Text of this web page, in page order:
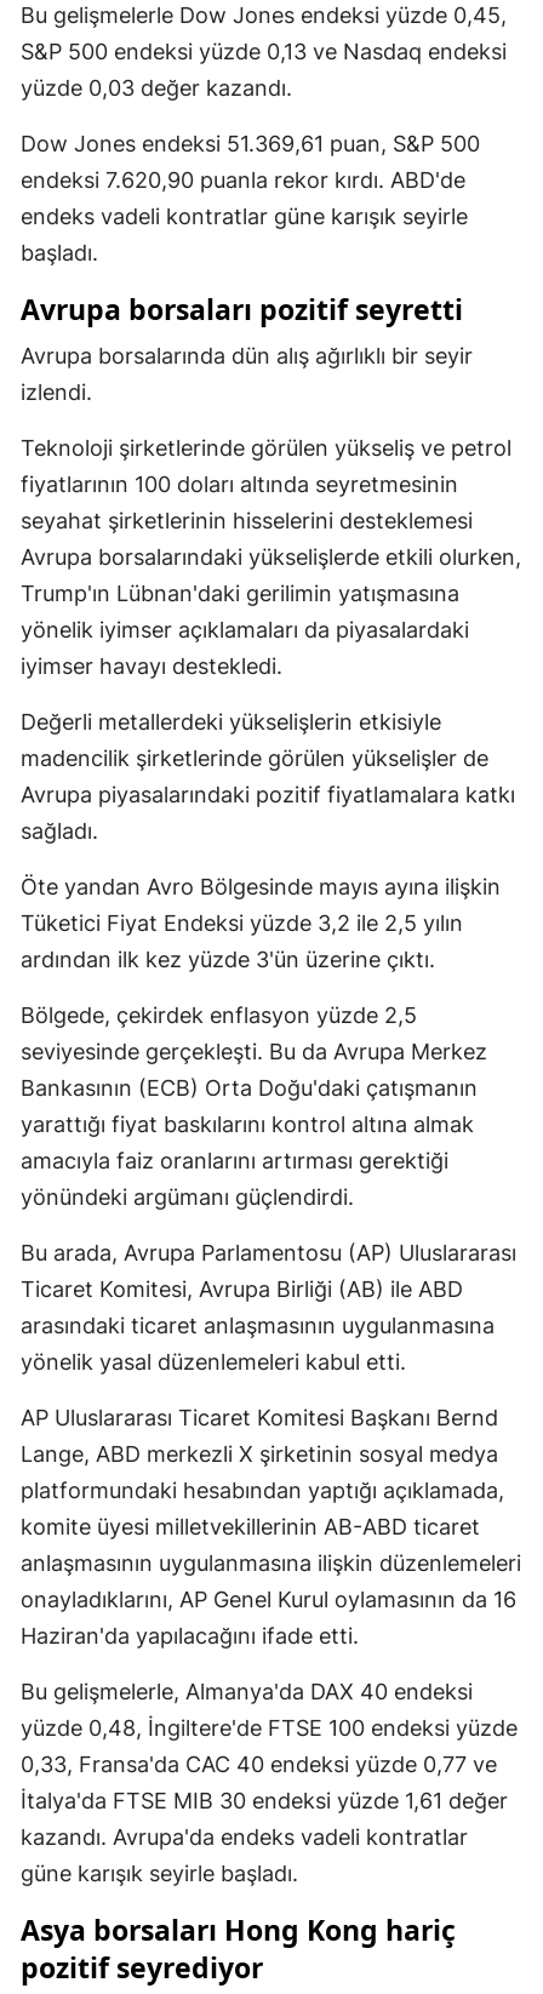
Yozgat
Aksaray
Bayburt
Batman
Bartın
Ardahan
Yalova
Karabük
Osmaniye
Düzce
Bu gelişmelerle Dow Jones endeksi yüzde 0,45,
S&P 500 endeksi yüzde 0,13 ve Nasdaq endeksi
yüzde 0,03 değer kazandı.
Dow Jones endeksi 51.369,61 puan, S&P 500
endeksi 7.620,90 puanla rekor kırdı. ABD'de
endeks vadeli kontratlar güne karışık seyirle
başladı.
Avrupa borsaları pozitif seyretti
Avrupa borsalarında dün alış ağırlıklı bir seyir
izlendi.
Teknoloji şirketlerinde görülen yükseliş ve petrol
fiyatlarının 100 doları altında seyretmesinin
seyahat şirketlerinin hisselerini desteklemesi
Avrupa borsalarındaki yükselişlerde etkili olurken,
Trump'ın Lübnan'daki gerilimin yatışmasına
yönelik iyimser açıklamaları da piyasalardaki
iyimser havayı destekledi.
Değerli metallerdeki yükselişlerin etkisiyle
madencilik şirketlerinde görülen yükselişler de
Avrupa piyasalarındaki pozitif fiyatlamalara katkı
sağladı.
Öte yandan Avro Bölgesinde mayıs ayına ilişkin
Tüketici Fiyat Endeksi yüzde 3,2 ile 2,5 yılın
ardından ilk kez yüzde 3'ün üzerine çıktı.
Bölgede, çekirdek enflasyon yüzde 2,5
seviyesinde gerçekleşti. Bu da Avrupa Merkez
Bankasının (ECB) Orta Doğu'daki çatışmanın
yarattığı fiyat baskılarını kontrol altına almak
amacıyla faiz oranlarını artırması gerektiği
yönündeki argümanı güçlendirdi.
Bu arada, Avrupa Parlamentosu (AP) Uluslararası
Ticaret Komitesi, Avrupa Birliği (AB) ile ABD
arasındaki ticaret anlaşmasının uygulanmasına
yönelik yasal düzenlemeleri kabul etti.
AP Uluslararası Ticaret Komitesi Başkanı Bernd
Lange, ABD merkezli X şirketinin sosyal medya
platformundaki hesabından yaptığı açıklamada,
komite üyesi milletvekillerinin AB-ABD ticaret
anlaşmasının uygulanmasına ilişkin düzenlemeleri
onayladıklarını, AP Genel Kurul oylamasının da 16
Haziran'da yapılacağını ifade etti.
Bu gelişmelerle, Almanya'da DAX 40 endeksi
yüzde 0,48, İngiltere'de FTSE 100 endeksi yüzde
0,33, Fransa'da CAC 40 endeksi yüzde 0,77 ve
İtalya'da FTSE MIB 30 endeksi yüzde 1,61 değer
kazandı. Avrupa'da endeks vadeli kontratlar
güne karışık seyirle başladı.
Asya borsaları Hong Kong hariç
pozitif seyrediyor